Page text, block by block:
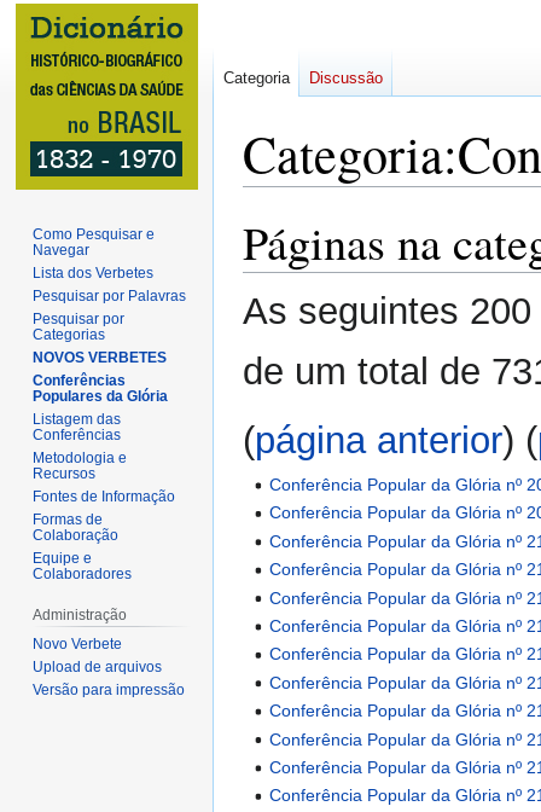
Categoria:
para
navegação
para
pesquisar
Páginas na
As seguintes
de um total de
(página anterior) (
Conferência Popular da Glória nº
Conferência Popular da Glória nº
Conferência Popular da Glória nº
Conferência Popular da Glória nº
Conferência Popular da Glória nº
Conferência Popular da Glória nº
Conferência Popular da Glória nº
Conferência Popular da Glória nº
Conferência Popular da Glória nº
Conferência Popular da Glória nº
Conferência Popular da Glória nº
Conferência Popular da Glória nº
Categoria Discussão
Como Pesquisar e
Navegar
Lista dos Verbetes
Pesquisar por Palavras
Pesquisar por
Categorias
NOVOS VERBETES
Conferências
Populares da Glória
Listagem das
Conferências
Metodologia e
Recursos
Fontes de Informação
Formas de
Colaboração
Equipe e
Colaboradores
Administração
Novo Verbete
Upload de arquivos
Versão para impressão